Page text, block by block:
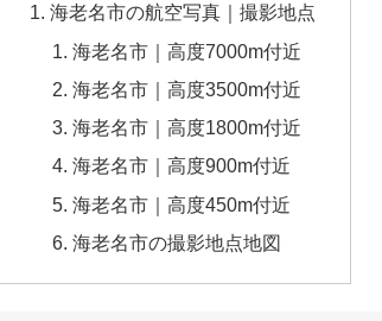
海老名市の航空写真｜撮影地点
海老名市｜高度7000m付近
海老名市｜高度3500m付近
海老名市｜高度1800m付近
海老名市｜高度900m付近
海老名市｜高度450m付近
海老名市の撮影地点地図